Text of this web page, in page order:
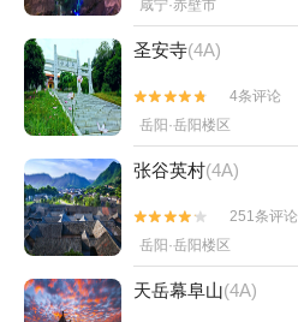
咸宁·赤壁市
圣安寺(4A)


4条评论
岳阳·岳阳楼区
张谷英村(4A)


251条评论
岳阳·岳阳楼区
天岳幕阜山(4A)